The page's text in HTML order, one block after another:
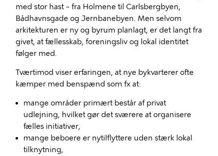
med stor hast – fra Holmene til Carlsbergbyen,
Bådhavnsgade og Jernbanebyen. Men selvom
arkitekturen er ny og byrum planlagt, er det langt fra
givet, at fællesskab, foreningsliv og lokal identitet
følger med.
Tværtimod viser erfaringen, at nye bykvarterer ofte
kæmper med benspænd som fx at:
mange områder primært består af privat
udlejning, hvilket gør det sværere at organisere
fælles initiativer,
mange beboere er nytilflyttere uden stærk lokal
tilknytning,